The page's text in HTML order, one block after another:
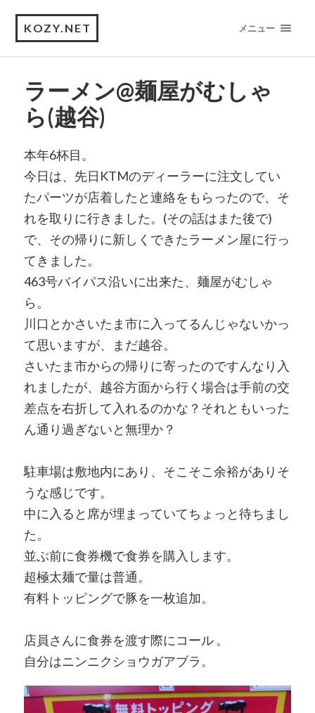
KOZY.NET メニュー
ラーメン@麺屋がむしゃ
ら(越谷)
本年6杯目。
今日は、先日KTMのディーラーに注文してい
たパーツが店着したと連絡をもらったので、そ
れを取りに行きました。(その話はまた後で)
で、その帰りに新しくできたラーメン屋に行っ
てきました。
463号バイパス沿いに出来た、麺屋がむしゃ
ら。
川口とかさいたま市に入ってるんじゃないかっ
て思いますが、まだ越谷。
さいたま市からの帰りに寄ったのですんなり入
れましたが、越谷方面から行く場合は手前の交
差点を右折して入れるのかな？それともいった
ん通り過ぎないと無理か？
駐車場は敷地内にあり、そこそこ余裕がありそ
うな感じです。
中に入ると席が埋まっていてちょっと待ちまし
た。
並ぶ前に食券機で食券を購入します。
超極太麺で量は普通。
有料トッピングで豚を一枚追加。
店員さんに食券を渡す際にコール 。
自分はニンニクショウガアブラ。